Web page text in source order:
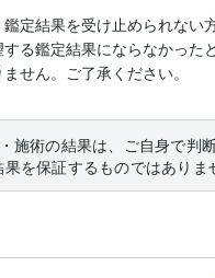
定結果を受け止められない
る鑑定結果にならなかった
せん。ご了承ください。
施術の結果は、ご自身で判
を保証するものではありま